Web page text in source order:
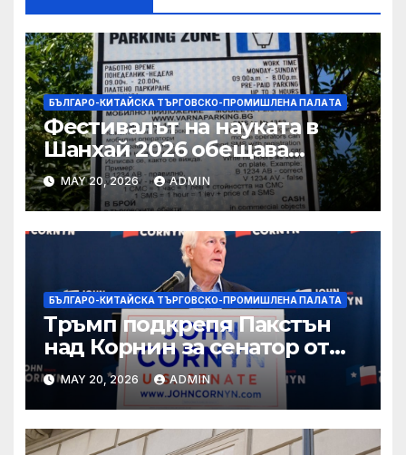
БЪЛГАРО-КИТАЙСКА ТЪРГОВСКО-ПРОМИШЛЕНА ПАЛAТА
Фестивалът на науката в
Шанхай 2026 обещава
вълнуващи научно-
технологични иновации
MAY 20, 2026 ADMIN
БЪЛГАРО-КИТАЙСКА ТЪРГОВСКО-ПРОМИШЛЕНА ПАЛAТА
Тръмп подкрепя Пакстън
над Корнин за сенатор от
Тексас в шокираща
подкрепа
MAY 20, 2026 ADMIN